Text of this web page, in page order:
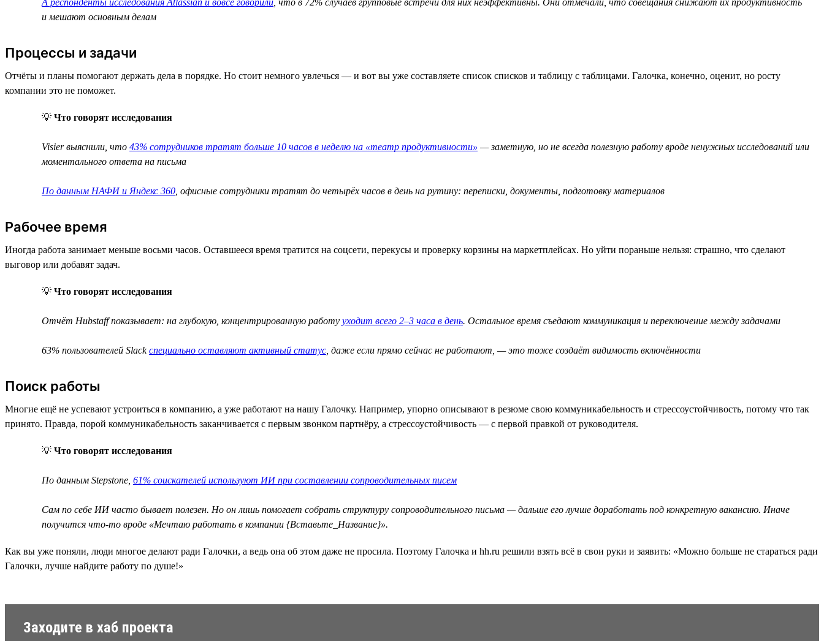
и мешают основным делам
Процессы и задачи
Отчёты и планы помогают держать дела в порядке. Но стоит немного увлечься — и вот вы уже составляете список списков и таблицу с таблицами. Галочка, конечно, оценит, но росту
компании это не поможет.
💡 Что говорят исследования
Visier выяснили, что 43% сотрудников тратят больше 10 часов в неделю на «театр продуктивности» — заметную, но не всегда полезную работу вроде ненужных исследований или
моментального ответа на письма
По данным НАФИ и Яндекс 360 , офисные сотрудники тратят до четырёх часов в день на рутину: переписки, документы, подготовку материалов
Рабочее время
Иногда работа занимает меньше восьми часов. Оставшееся время тратится на соцсети, перекусы и проверку корзины на маркетплейсах. Но уйти пораньше нельзя: страшно, что сделают
выговор или добавят задач.
💡 Что говорят исследования
Отчёт Hubstaff показывает: на глубокую, концентрированную работу уходит всего 2–3 часа в день. Остальное время съедают коммуникация и переключение между задачами
63% пользователей Slackспециально оставляют активный статус , даже если прямо сейчас не работают, — это тоже создаёт видимость включённости
Поиск работы
Многие ещё не успевают устроиться в компанию, а уже работают на нашу Галочку. Например, упорно описывают в резюме свою коммуникабельность и стрессоустойчивость, потому что так
принято. Правда, порой коммуникабельность заканчивается с первым звонком партнёру, а стрессоустойчивость — с первой правкой от руководителя.
💡 Что говорят исследования
По данным Stepstone, 61% соискателей используют ИИ при составлении сопроводительных писем
Сам по себе ИИ часто бывает полезен. Но он лишь помогает собрать структуру сопроводительного письма — дальше его лучше доработать под конкретную вакансию. Иначе
получится что-то вроде «Мечтаю работать в компании {Вставьте_Название}».
Как вы уже поняли, люди многое делают ради Галочки, а ведь она об этом даже не просила. Поэтому Галочка и hh.ru решили взять всё в свои руки и заявить: «Можно больше не стараться ради
Галочки, лучше найдите работу по душе!»
Заходите в хаб проекта